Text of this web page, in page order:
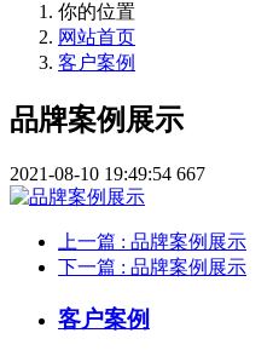
你的位置
网站首页
客户案例
品牌案例展示
2021-08-10 19:49:54 667
上一篇 : 品牌案例展示
下一篇 : 品牌案例展示
客户案例